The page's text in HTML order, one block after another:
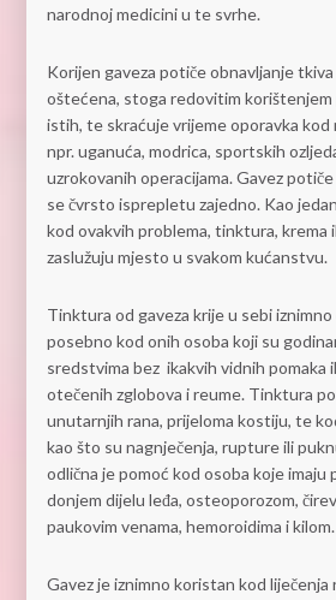
narodnoj medicini u te svrhe.
Korijen gaveza potiče obnavljanje tkiva
oštećena, stoga redovitim
istih, te skraćuje vrijeme oporavka kod
npr. uganuća, modrica, sportskih
uzrokovanih operacijama. Gavez
se čvrsto isprepletu zajedno. Kao
kod ovakvih problema, tinktura, krema
zaslužuju mjesto u svakom kućanstvu.
Tinktura od gaveza krije u sebi
posebno kod onih osoba koji su
sredstvima bez ikakvih vidnih pomaka
otečenih zglobova i reume. Tinktura
unutarnjih rana, prijeloma kostiju, te
kao što su nagnječenja, rupture ili
odlična je pomoć kod osoba koje imaju
donjem dijelu leđa, osteoporozom,
paukovim venama, hemoroidima i kilom.
Gavez je iznimno koristan kod